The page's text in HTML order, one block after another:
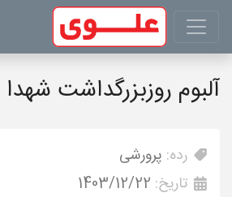
آلبوم روزبزرگداشت شهدا
رده: پرورشی
تاریخ: 1403/12/22